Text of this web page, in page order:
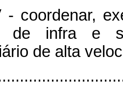
- coordenar,
de infra e
de alta